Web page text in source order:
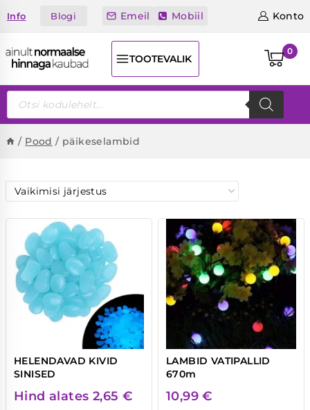
toInfo Blogi Emeil Mobiil Konto
TOOTEVALIK
0
Products
search
/ Pood / päikeselambid
HELENDAVAD KIVID
SINISED
Hind alates 2,65 €
LAMBID VATIPALLID
670m
10,99€